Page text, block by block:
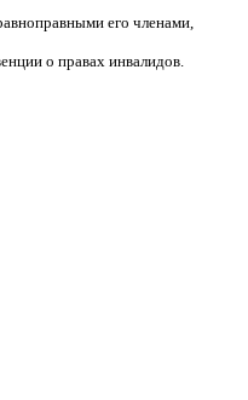
его членами,
о правах инвалидов.